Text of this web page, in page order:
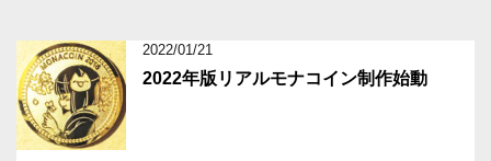
2022/01/21
2022年版リアルモナコイン制作始動